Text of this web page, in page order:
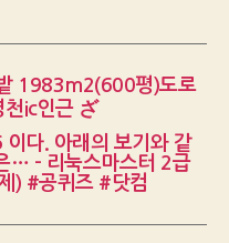
1983m2(600평)도로
천ic인근 ざ
다. 아래의 보기와 같
… – 리눅스마스터 2급
) #공퀴즈 #닷컴